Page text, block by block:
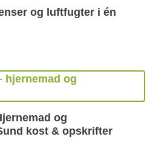
og luftfugter i én
og
kost & opskrifter